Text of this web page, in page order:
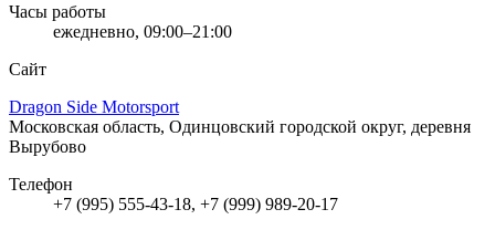
Часы работы
ежедневно, 09:00–21:00
Сайт
Dragon Side Motorsport
Московская область, Одинцовский городской округ, деревня
Вырубово
Телефон
+7 (995) 555-43-18, +7 (999) 989-20-17